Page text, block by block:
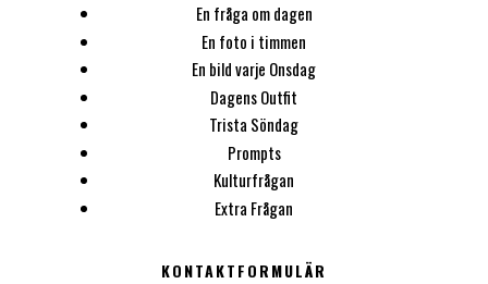
En fråga om dagen
En foto i timmen
En bild varje Onsdag
Dagens Outfit
Trista Söndag
Prompts
Kulturfrågan
Extra Frågan
KONTAKTFORMULÄR